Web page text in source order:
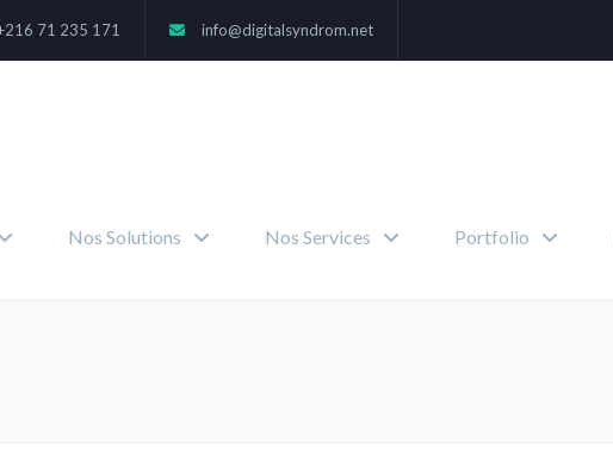
71 235 171 info@digitalsyndrom.net
Nos Solutions Nos Services Portfolio